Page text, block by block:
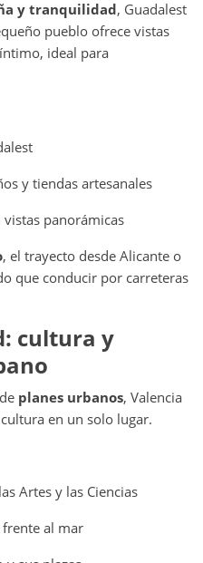
y tranquilidad, Guadalest
pueblo ofrece vistas
ideal para
y tiendas artesanales
panorámicas
, el trayecto desde Alicante o
que conducir por carreteras
cultura y
planes urbanos, Valencia
en un solo lugar.
Artes y las Ciencias
al mar